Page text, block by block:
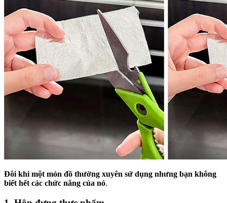
Đôi khi một món đồ thường xuyên sử dụng nhưng bạn không
biết hết các chức năng của nó.